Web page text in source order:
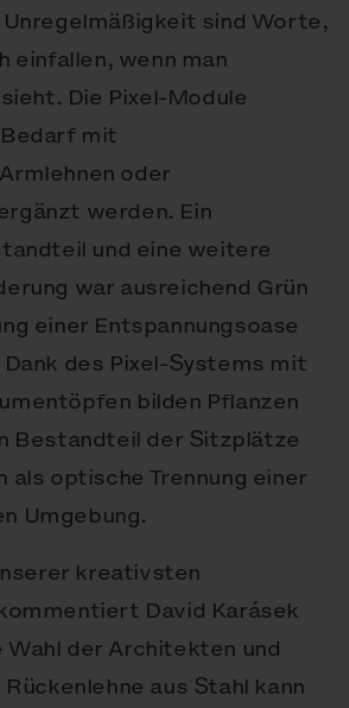
sind Worte,
einfallen, wenn man
Die Pixel-Module
mit
oder
werden. Ein
und eine weitere
war ausreichend Grün
einer Entspannungsoase
des Pixel-Systems mit
bilden Pflanzen
Bestandteil der Sitzplätze
als optische Trennung einer
Umgebung.
kreativsten
David Karásek
der Architekten und
aus Stahl kann